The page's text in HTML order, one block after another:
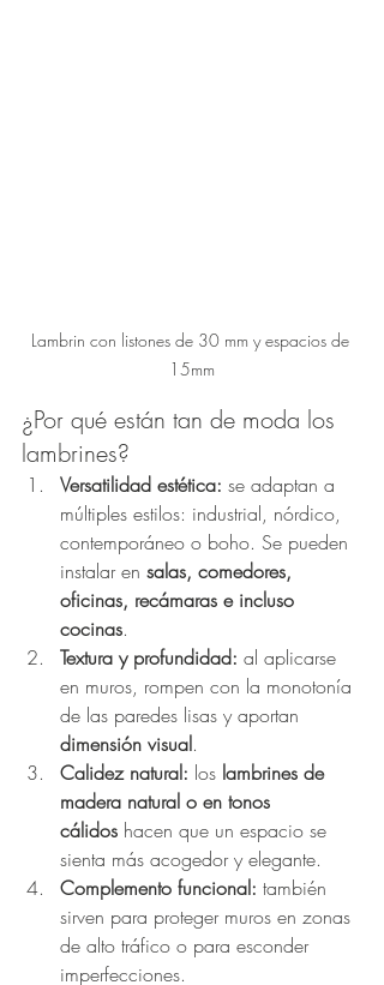
Lambrin con listones de 30 mm y espacios de
15mm
¿Por qué están tan de moda los
lambrines?
Versatilidad estética: se adaptan a
múltiples estilos: industrial, nórdico,
contemporáneo o boho. Se pueden
instalar en salas, comedores,
oficinas, recámaras e incluso
cocinas.
Textura y profundidad: al aplicarse
en muros, rompen con la monotonía
de las paredes lisas y aportan
dimensión visual.
Calidez natural: los lambrines de
madera natural o en tonos
cálidos hacen que un espacio se
sienta más acogedor y elegante.
Complemento funcional: también
sirven para proteger muros en zonas
de alto tráfico o para esconder
imperfecciones.